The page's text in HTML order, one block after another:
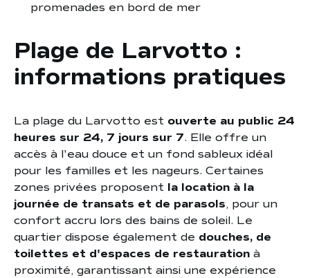
promenades en bord de mer
Plage de Larvotto :
informations pratiques
La plage du Larvotto est ouverte au public 24
heures sur 24, 7 jours sur 7. Elle offre un
accès à l'eau douce et un fond sableux idéal
pour les familles et les nageurs. Certaines
zones privées proposent la location à la
journée de transats et de parasols, pour un
confort accru lors des bains de soleil. Le
quartier dispose également de douches, de
toilettes et d'espaces de restauration à
proximité, garantissant ainsi une expérience